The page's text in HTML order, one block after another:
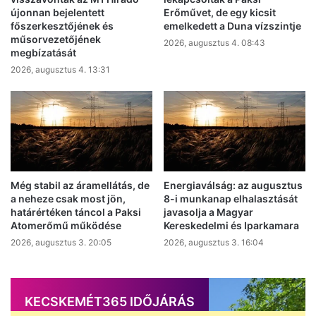
újonnan bejelentett
főszerkesztőjének és
műsorvezetőjének
megbízatását
2026, augusztus 4. 13:31
Erőművet, de egy kicsit
emelkedett a Duna vízszintje
2026, augusztus 4. 08:43
Még stabil az áramellátás, de
a neheze csak most jön,
határértéken táncol a Paksi
Atomerőmű működése
2026, augusztus 3. 20:05
Energiaválság: az augusztus
8-i munkanap elhalasztását
javasolja a Magyar
Kereskedelmi és Iparkamara
2026, augusztus 3. 16:04
KECSKEMÉT365 IDŐJÁRÁS